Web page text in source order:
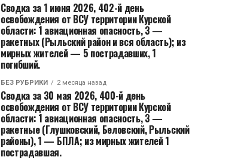
Сводка за 1 июня 2026, 402-й день
освобождения от ВСУ территории Курской
области: 1 авиационная опасность, 3 —
ракетных (Рыльский район и вся область); из
мирных жителей — 5 пострадавших, 1
погибший.
БЕЗ РУБРИКИ 2 месяца назад
Сводка за 30 мая 2026, 400-й день
освобождения от ВСУ территории Курской
области: 1 авиационная опасность, 3 —
ракетные (Глушковский, Беловский, Рыльский
районы), 1 — БПЛА; из мирных жителей 1
пострадавшая.